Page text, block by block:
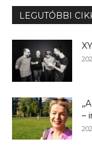
LEGUTÓBBI
–